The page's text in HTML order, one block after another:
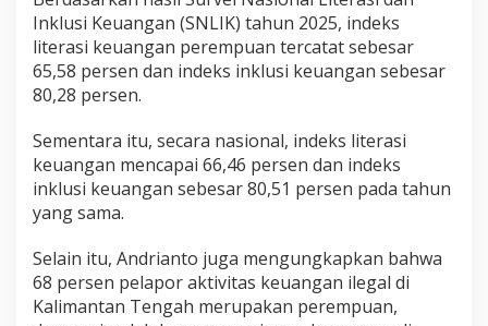
Inklusi Keuangan (SNLIK) tahun 2025, indeks
literasi keuangan perempuan tercatat sebesar
65,58 persen dan indeks inklusi keuangan sebesar
80,28 persen.
Sementara itu, secara nasional, indeks literasi
keuangan mencapai 66,46 persen dan indeks
inklusi keuangan sebesar 80,51 persen pada tahun
yang sama.
Selain itu, Andrianto juga mengungkapkan bahwa
68 persen pelapor aktivitas keuangan ilegal di
Kalimantan Tengah merupakan perempuan,